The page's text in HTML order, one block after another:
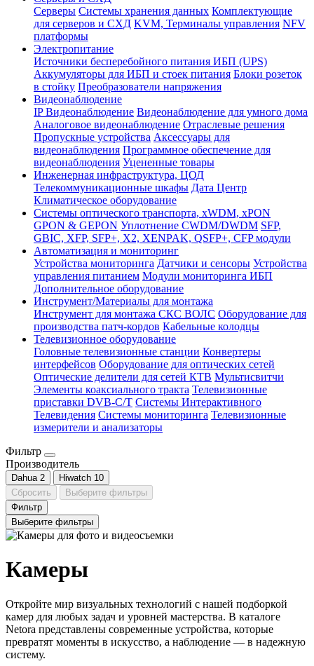
Серверы Системы хранения данных Комплектующие
для серверов и СХД KVM, Терминалы управления NFV
платформы
Электропитание
Источники бесперебойного питания ИБП (UPS)
Аккумуляторы для ИБП и стоек питания Блоки розеток
в стойку Преобразователи напряжения
Видеонаблюдение
IP Видеонаблюдение Видеонаблюдение для умного дома
Аналоговое видеонаблюдение Отраслевые решения
Пропускные устройства Аксессуары для
видеонаблюдения Программное обеспечение для
видеонаблюдения Уцененные товары
Инженерная инфраструктура, ЦОД
Телекоммуникационные шкафы Дата Центр
Климатичeское оборудование
Системы оптического транспорта, xWDM, xPON
GPON & GEPON Уплотнение CWDM/DWDM SFP,
GBIC, XFP, SFP+, X2, XENPAK, QSFP+, CFP модули
Автоматизация и мониторинг
Устройства мониторинга Датчики и сенсоры Устройства
управления питанием Модули мониторинга ИБП
Дополнительное оборудование
Инструмент/Материалы для монтажа
Инструмент для монтажа СКС ВОЛС Оборудование для
производства патч-кордов Кабельные колодцы
Телевизионное оборудование
Головные телевизионные станции Конвертеры
интерфейсов Оборудование для оптических сетей
Оптические делители для сетей КТВ Мультисвитчи
Элементы коаксиального тракта Телевизионные
приставки DVB-C/T Системы Интерактивного
Телевидения Системы мониторинга Телевизионные
измерители и анализаторы
Фильтр
Производитель
Dahua 2 Hiwatch 10
Сбросить
Выберите фильтры
Фильтр
Выберите фильтры
Камеры
Откройте мир визуальных технологий с нашей подборкой
камер для любых задач и уровней мастерства. В каталоге
Netora представлены современные устройства, которые
превратят моменты в искусство, а наблюдение — в надежную
систему.